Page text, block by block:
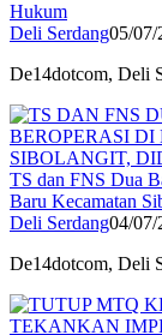
Hukum
Deli Serdang05/07/
De14dotcom, Deli
TS dan FNS Dua
Baru Kecamatan
Deli Serdang04/07/
De14dotcom, Deli